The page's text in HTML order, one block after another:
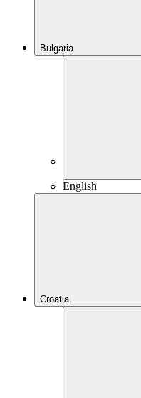
Bulgaria
English
Croatia